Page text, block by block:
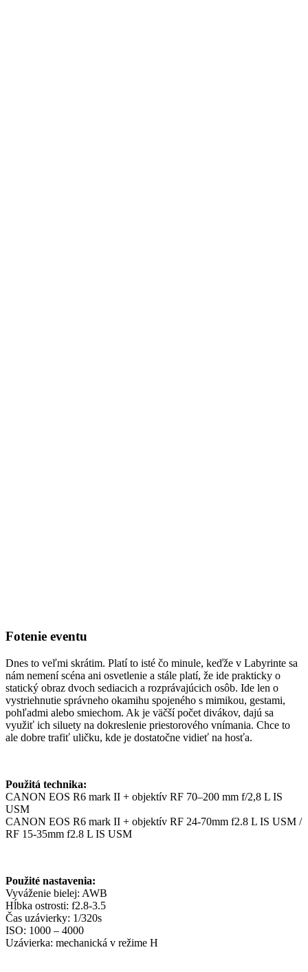
Fotenie eventu
Dnes to veľmi skrátim. Platí to isté čo minule, keďže v Labyrinte sa
nám nemení scéna ani osvetlenie a stále platí, že ide prakticky o
statický obraz dvoch sediacich a rozprávajúcich osôb. Ide len o
vystriehnutie správneho okamihu spojeného s mimikou, gestami,
pohľadmi alebo smiechom. Ak je väčší počet divákov, dajú sa
využiť ich siluety na dokreslenie priestorového vnímania. Chce to
ale dobre trafiť uličku, kde je dostatočne vidieť na hosťa.
Použitá technika:
CANON EOS R6 mark II + objektív RF 70–200 mm f/2,8 L IS
USM
CANON EOS R6 mark II + objektív RF 24-70mm f2.8 L IS USM /
RF 15-35mm f2.8 L IS USM
Použité nastavenia:
Vyváženie bielej: AWB
Hĺbka ostrosti: f2.8-3.5
Čas uzávierky: 1/320s
ISO: 1000 – 4000
Uzávierka: mechanická v režime H